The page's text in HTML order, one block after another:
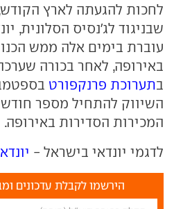
לחכות להגעתה לארץ
שבניגוד לג'נסיס הסלונית,
עוברת בימים אלה ממש
באירופה, לאחר בכורה
בתערוכת פרנקפורט
השיווק להתחיל מספר
המכירות הסדירות באירופה.
לדגמי יונדאי בישראל -
הירשמו לקבלת עדכונים